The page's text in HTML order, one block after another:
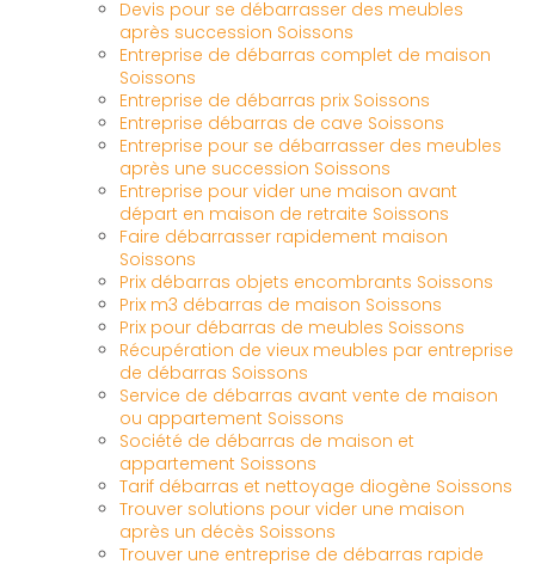
Devis pour se débarrasser des meubles
après succession Soissons
Entreprise de débarras complet de maison
Soissons
Entreprise de débarras prix Soissons
Entreprise débarras de cave Soissons
Entreprise pour se débarrasser des meubles
après une succession Soissons
Entreprise pour vider une maison avant
départ en maison de retraite Soissons
Faire débarrasser rapidement maison
Soissons
Prix débarras objets encombrants Soissons
Prix m3 débarras de maison Soissons
Prix pour débarras de meubles Soissons
Récupération de vieux meubles par entreprise
de débarras Soissons
Service de débarras avant vente de maison
ou appartement Soissons
Société de débarras de maison et
appartement Soissons
Tarif débarras et nettoyage diogène Soissons
Trouver solutions pour vider une maison
après un décès Soissons
Trouver une entreprise de débarras rapide